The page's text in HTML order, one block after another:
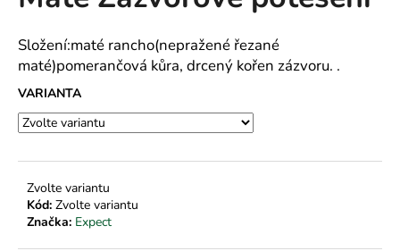
z
5
hvězdiček.
Složení:maté rancho(nepražené řezané
maté)pomerančová kůra, drcený kořen zázvoru. .
VARIANTA
Zvolte variantu
Kód: Zvolte variantu
Značka: Expect
j
í
t
?
HLEDAT